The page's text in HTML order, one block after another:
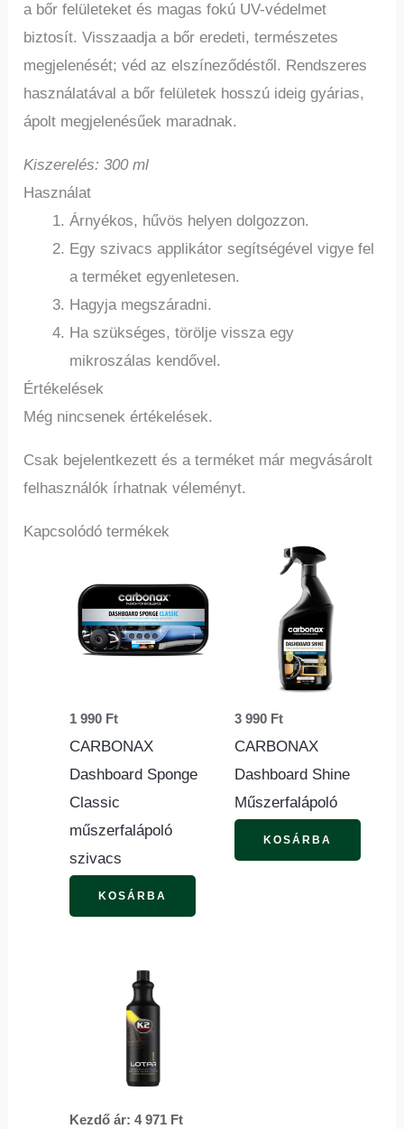
a bőr felületeket és magas fokú UV-védelmet
biztosít. Visszaadja a bőr eredeti, természetes
megjelenését; véd az elszíneződéstől. Rendszeres
használatával a bőr felületek hosszú ideig gyárias,
ápolt megjelenésűek maradnak.
Kiszerelés: 300 ml
Használat
Árnyékos, hűvös helyen dolgozzon.
Egy szivacs applikátor segítségével vigye fel
a terméket egyenletesen.
Hagyja megszáradni.
Ha szükséges, törölje vissza egy
mikroszálas kendővel.
Értékelések
Még nincsenek értékelések.
Csak bejelentkezett és a terméket már megvásárolt
felhasználók írhatnak véleményt.
Kapcsolódó termékek
1 990 Ft
CARBONAX
Dashboard Sponge
Classic
műszerfalápoló
szivacs
KOSÁRBA
3 990 Ft
CARBONAX
Dashboard Shine
Műszerfalápoló
KOSÁRBA
Kezdő ár:4 971 Ft